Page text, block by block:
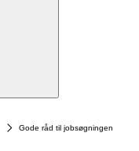
Gode råd til jobsøgningen